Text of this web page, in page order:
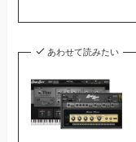
あわせて読みたい